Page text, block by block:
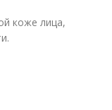
коже лица,